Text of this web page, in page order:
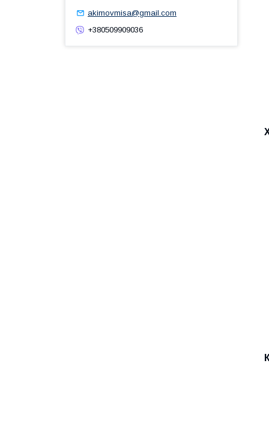
akimovmisa@gmail.com
+380509909036